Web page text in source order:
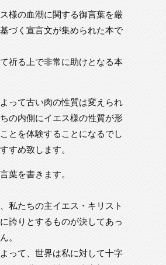
様の血潮に関する御言葉を厳
づく宣言文が集められた本で
祈る上で非常に助けとなる本
って古い肉の性質は変えられ
の内側にイエス様の性質が形
とを体験することになるでし
すめ致します。
葉を書きます。
私たちの主イエス・キリスト
誇りとするものが決してあっ
。
って、世界は私に対して十字